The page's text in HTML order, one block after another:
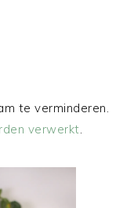
te verminderen.
verwerkt